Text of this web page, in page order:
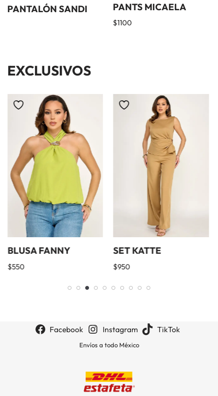
PANTALÓN SANDI PANTS MICAELA
$1100
EXCLUSIVOS
BLUSA FANNY
$550
SET KATTE
$950
Facebook Instagram TikTok
Envíos a todo México